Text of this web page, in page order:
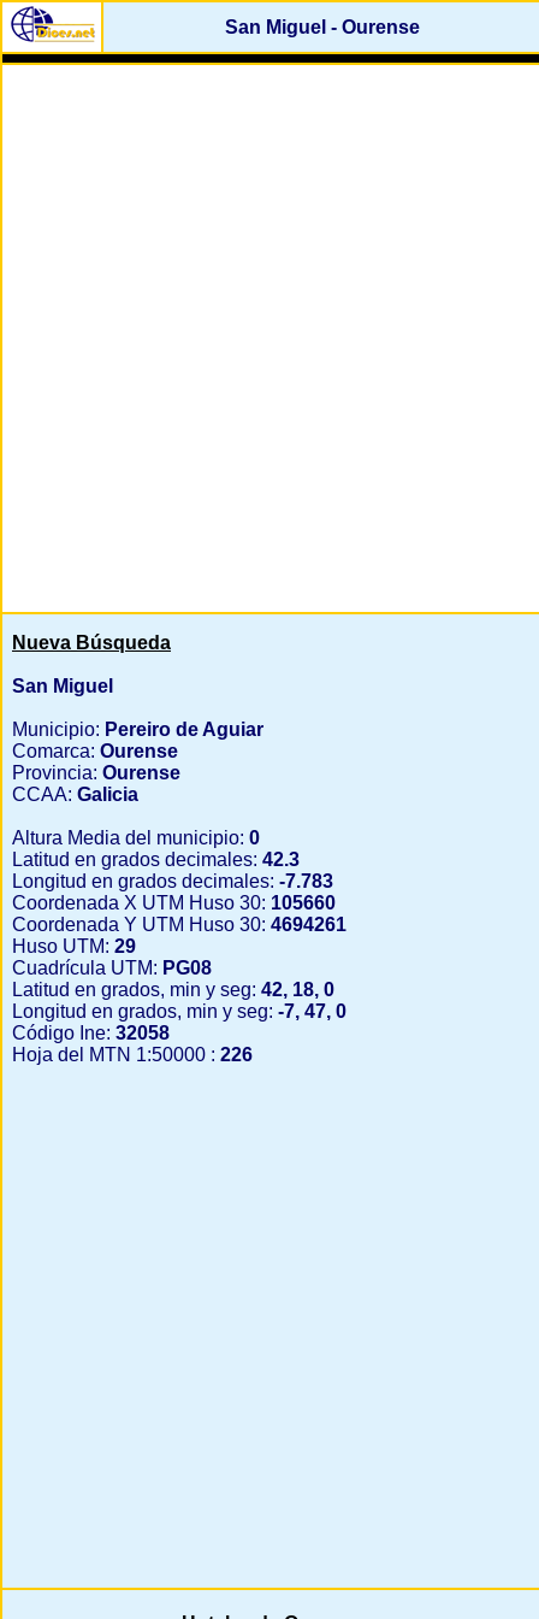
San Miguel - Ourense
Nueva Búsqueda
San Miguel
Municipio: Pereiro de Aguiar
Comarca: Ourense
Provincia: Ourense
CCAA: Galicia
Altura Media del municipio: 0
Latitud en grados decimales: 42.3
Longitud en grados decimales: -7.783
Coordenada X UTM Huso 30: 105660
Coordenada Y UTM Huso 30: 4694261
Huso UTM: 29
Cuadrícula UTM: PG08
Latitud en grados, min y seg: 42, 18, 0
Longitud en grados, min y seg: -7, 47, 0
Código Ine: 32058
Hoja del MTN 1:50000 : 226